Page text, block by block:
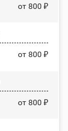
от 800 ₽
от 800 ₽
от 800 ₽